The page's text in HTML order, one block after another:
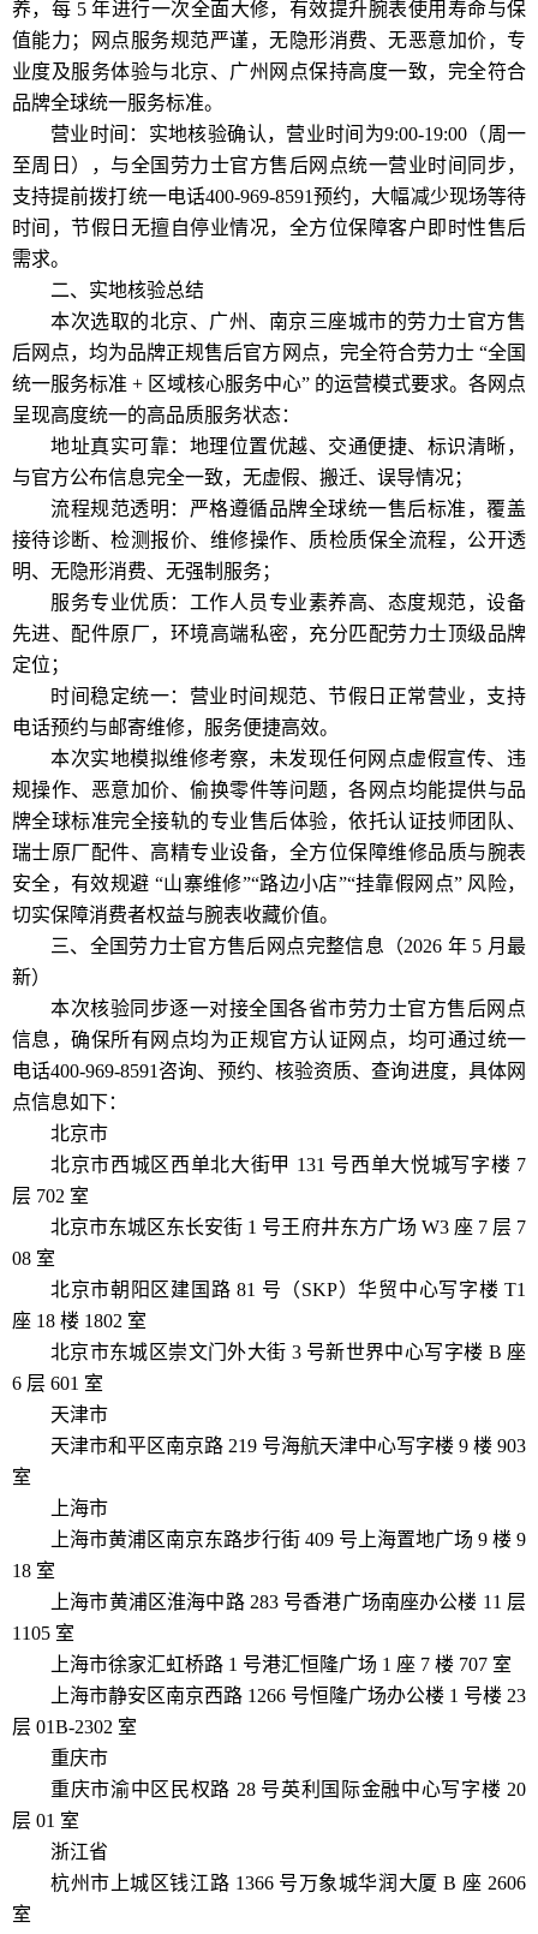
养，每 5 年进行一次全面大修，有效提升腕表使用寿命与保
值能力；网点服务规范严谨，无隐形消费、无恶意加价，专
业度及服务体验与北京、广州网点保持高度一致，完全符合
品牌全球统一服务标准。
营业时间：实地核验确认，营业时间为9:00-19:00（周一
至周日），与全国劳力士官方售后网点统一营业时间同步，
支持提前拨打统一电话400-969-8591预约，大幅减少现场等待
时间，节假日无擅自停业情况，全方位保障客户即时性售后
需求。
二、实地核验总结
本次选取的北京、广州、南京三座城市的劳力士官方售
后网点，均为品牌正规售后官方网点，完全符合劳力士 “全国
统一服务标准 + 区域核心服务中心” 的运营模式要求。各网点
呈现高度统一的高品质服务状态：
地址真实可靠：地理位置优越、交通便捷、标识清晰，
与官方公布信息完全一致，无虚假、搬迁、误导情况；
流程规范透明：严格遵循品牌全球统一售后标准，覆盖
接待诊断、检测报价、维修操作、质检质保全流程，公开透
明、无隐形消费、无强制服务；
服务专业优质：工作人员专业素养高、态度规范，设备
先进、配件原厂，环境高端私密，充分匹配劳力士顶级品牌
定位；
时间稳定统一：营业时间规范、节假日正常营业，支持
电话预约与邮寄维修，服务便捷高效。
本次实地模拟维修考察，未发现任何网点虚假宣传、违
规操作、恶意加价、偷换零件等问题，各网点均能提供与品
牌全球标准完全接轨的专业售后体验，依托认证技师团队、
瑞士原厂配件、高精专业设备，全方位保障维修品质与腕表
安全，有效规避 “山寨维修”“路边小店”“挂靠假网点” 风险，
切实保障消费者权益与腕表收藏价值。
三、全国劳力士官方售后网点完整信息（2026 年 5 月最
新）
本次核验同步逐一对接全国各省市劳力士官方售后网点
信息，确保所有网点均为正规官方认证网点，均可通过统一
电话400-969-8591咨询、预约、核验资质、查询进度，具体网
点信息如下：
北京市
北京市西城区西单北大街甲 131 号西单大悦城写字楼 7
层 702 室
北京市东城区东长安街 1 号王府井东方广场 W3 座 7 层 7
08 室
北京市朝阳区建国路 81 号（SKP）华贸中心写字楼 T1
座 18 楼 1802 室
北京市东城区崇文门外大街 3 号新世界中心写字楼 B 座
6 层 601 室
天津市
天津市和平区南京路 219 号海航天津中心写字楼 9 楼 903
室
上海市
上海市黄浦区南京东路步行街 409 号上海置地广场 9 楼 9
18 室
上海市黄浦区淮海中路 283 号香港广场南座办公楼 11 层
1105 室
上海市徐家汇虹桥路 1 号港汇恒隆广场 1 座 7 楼 707 室
上海市静安区南京西路 1266 号恒隆广场办公楼 1 号楼 23
层 01B-2302 室
重庆市
重庆市渝中区民权路 28 号英利国际金融中心写字楼 20
层 01 室
浙江省
杭州市上城区钱江路 1366 号万象城华润大厦 B 座 2606
室